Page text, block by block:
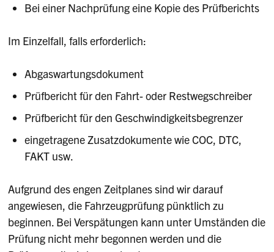
Bei einer Nachprüfung eine Kopie des Prüfberichts
Im Einzelfall, falls erforderlich:
Abgaswartungsdokument
Prüfbericht für den Fahrt- oder Restwegschreiber
Prüfbericht für den Geschwindigkeitsbegrenzer
eingetragene Zusatzdokumente wie COC, DTC,
FAKT usw.
Aufgrund des engen Zeitplanes sind wir darauf
angewiesen, die Fahrzeugprüfung pünktlich zu
beginnen. Bei Verspätungen kann unter Umständen die
Prüfung nicht mehr begonnen werden und die